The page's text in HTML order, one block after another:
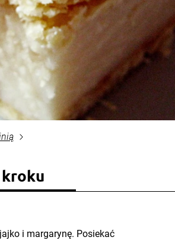
i margarynę. Posiekać